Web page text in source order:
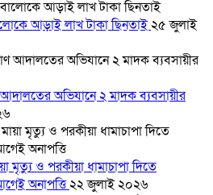
আড়াই লাখ টাকা ছিনতাই২৫ জুলাই
আদালতের অভিযানে ২ মাদক ব্যবসায়ীর
মৃত্যু ও পরকীয়া ধামাচাপা দিতে
অনাপত্তি২২ জুলাই ২০২৬